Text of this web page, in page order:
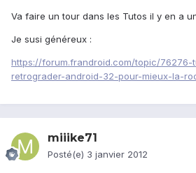
Va faire un tour dans les Tutos il y en a
Je susi généreux :
https://forum.frandroid.com/topic/
retrograder-android-32-pour-mieux-la-
miiike71
Posté(e) 3 janvier 2012